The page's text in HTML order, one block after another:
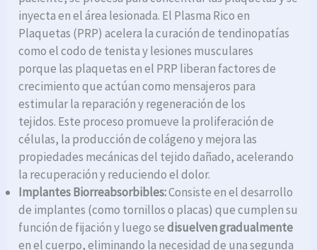
inyecta en el área lesionada. El Plasma Rico en
Plaquetas (PRP) acelera la curación de tendinopatías
como el codo de tenista y lesiones musculares
porque las plaquetas en el PRP liberan factores de
crecimiento que actúan como mensajeros para
estimular la reparación y regeneración de los
tejidos. Este proceso promueve la proliferación de
células, la producción de colágeno y mejora las
propiedades mecánicas del tejido dañado, acelerando
la recuperación y reduciendo el dolor.
Implantes Biorreabsorbibles:Consiste en el desarrollo
de implantes (como tornillos o placas) que cumplen su
función de fijación y luego sedisuelven gradualmente
en el cuerpo, eliminando la necesidad de una segunda